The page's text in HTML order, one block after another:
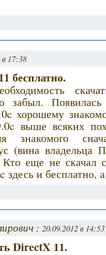
в 17:38
бесплатно.
забыл. Появилась
хорошему
выше всяких
знакомого
(вина владельца
еще не скачал
здесь и бесплатно,
: 20.09.2012 в 14:53
DirectX 11.